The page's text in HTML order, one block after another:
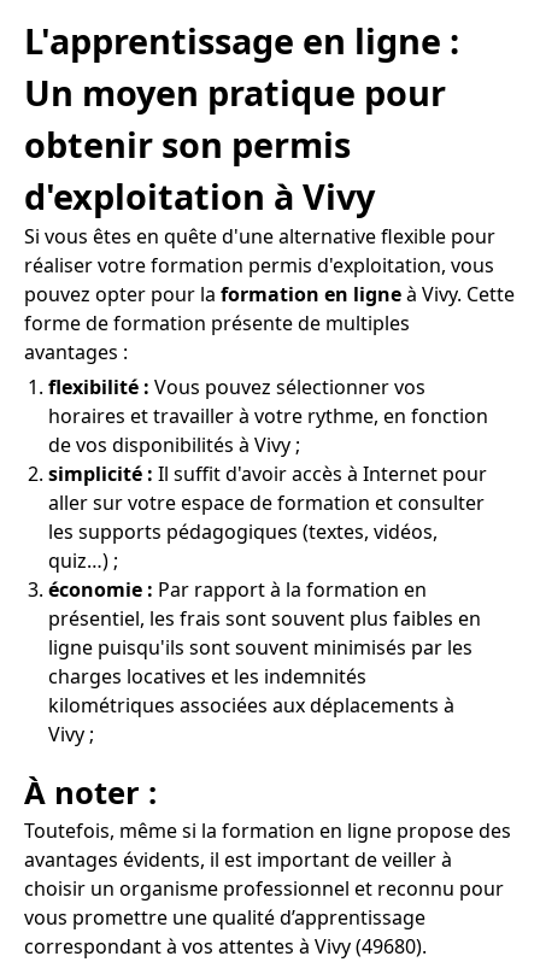
L'apprentissage en ligne :
Un moyen pratique pour
obtenir son permis
d'exploitation à Vivy
Si vous êtes en quête d'une alternative flexible pour
réaliser votre formation permis d'exploitation, vous
pouvez opter pour la formation en ligneà Vivy. Cette
forme de formation présente de multiples
avantages :
flexibilité : Vous pouvez sélectionner vos
horaires et travailler à votre rythme, en fonction
de vos disponibilités à Vivy ;
simplicité : Il suffit d'avoir accès à Internet pour
aller sur votre espace de formation et consulter
les supports pédagogiques (textes, vidéos,
quiz…) ;
économie : Par rapport à la formation en
présentiel, les frais sont souvent plus faibles en
ligne puisqu'ils sont souvent minimisés par les
charges locatives et les indemnités
kilométriques associées aux déplacements à
Vivy ;
À noter :
Toutefois, même si la formation en ligne propose des
avantages évidents, il est important de veiller à
choisir un organisme professionnel et reconnu pour
vous promettre une qualité d’apprentissage
correspondant à vos attentes à Vivy (49680).